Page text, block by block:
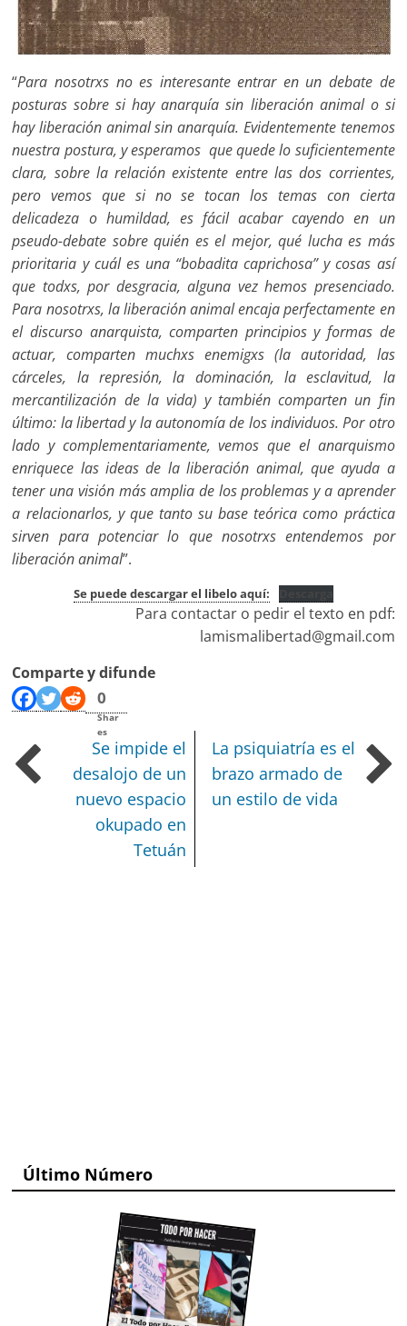
“Para nosotrxs no es interesante entrar en un debate de
posturas sobre si hay anarquía sin liberación animal o si
hay liberación animal sin anarquía. Evidentemente tenemos
nuestra postura, y esperamos que quede lo suficientemente
clara, sobre la relación existente entre las dos corrientes,
pero vemos que si no se tocan los temas con cierta
delicadeza o humildad, es fácil acabar cayendo en un
pseudo-debate sobre quién es el mejor, qué lucha es más
prioritaria y cuál es una “bobadita caprichosa” y cosas así
que todxs, por desgracia, alguna vez hemos presenciado.
Para nosotrxs, la liberación animal encaja perfectamente en
el discurso anarquista, comparten principios y formas de
actuar, comparten muchxs enemigxs (la autoridad, las
cárceles, la represión, la dominación, la esclavitud, la
mercantilización de la vida) y también comparten un fin
último: la libertad y la autonomía de los individuos. Por otro
lado y complementariamente, vemos que el anarquismo
enriquece las ideas de la liberación animal, que ayuda a
tener una visión más amplia de los problemas y a aprender
a relacionarlos, y que tanto su base teórica como práctica
sirven para potenciar lo que nosotrxs entendemos por
liberación animal”.
Se puede descargar el libelo aquí:
Para contactar o pedir el texto en pdf:
lamismalibertad@gmail.com
Comparte y difunde
0
Shar
es
Se impide el
desalojo de un
nuevo espacio
okupado en
Tetuán
La psiquiatría es el
brazo armado de
un estilo de vida
Último Número